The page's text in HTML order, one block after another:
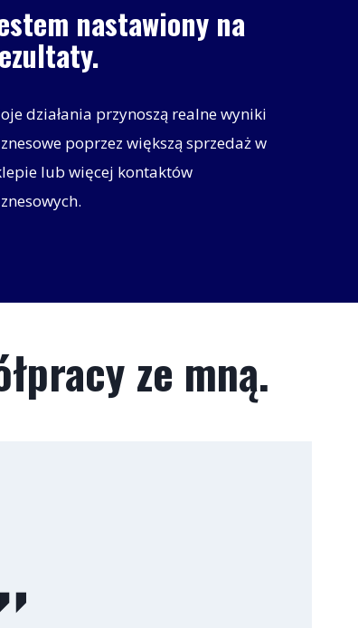
nastawiony na
działania przynoszą realne wyniki
poprzez większą sprzedaż w
lub więcej kontaktów
ze mną.